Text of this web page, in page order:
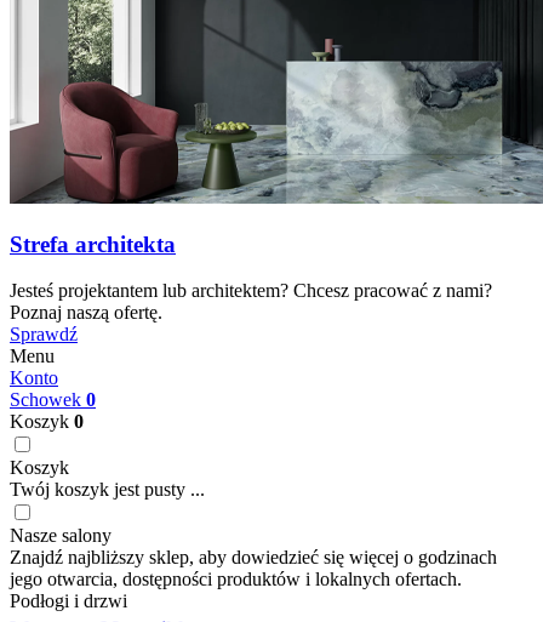
Strefa architekta
Jesteś projektantem lub architektem? Chcesz pracować z nami?
Poznaj naszą ofertę.
Sprawdź
Menu
Konto
Schowek 0
Koszyk 0
Koszyk
Twój koszyk jest pusty ...
Nasze salony
Znajdź najbliższy sklep, aby dowiedzieć się więcej o godzinach
jego otwarcia, dostępności produktów i lokalnych ofertach.
Podłogi i drzwi